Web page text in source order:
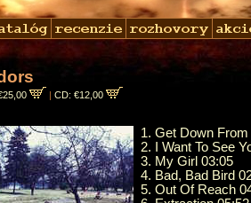
| CD: €12,00
1. Get Down
2. I Want To See
3. My Girl 03:05
4. Bad, Bad Bird
5. Out Of Reach